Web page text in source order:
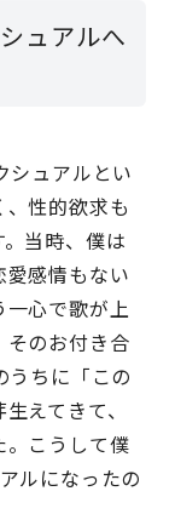
ュアルへ
シュアルとい
性的欲求も
当時、僕は
感情もない
心で歌が上
そのお付き合
うちに「この
えてきて、
。こうして僕
ルになったの